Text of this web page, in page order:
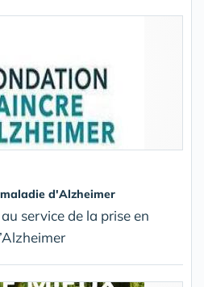
d'Alzheimer
service de la prise en